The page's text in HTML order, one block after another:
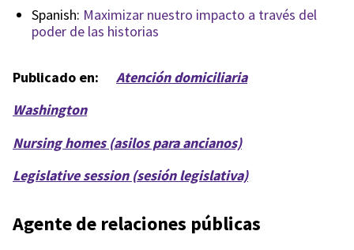
Spanish: Maximizar nuestro impacto a través del
poder de las historias
Publicado en:
Atención domiciliaria
Washington
Nursing homes (asilos para ancianos)
Legislative session (sesión legislativa)
Agente de relaciones públicas